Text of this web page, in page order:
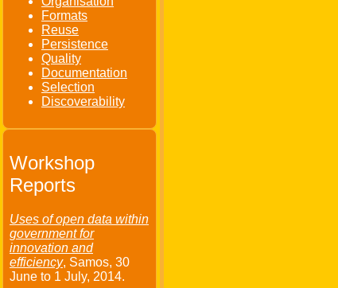
Formats
Reuse
Persistence
Quality
Documentation
Selection
Discoverability
Workshop
Reports
Uses of open data within
government for
innovation and
efficiency, Samos, 30
June to 1 July, 2014.